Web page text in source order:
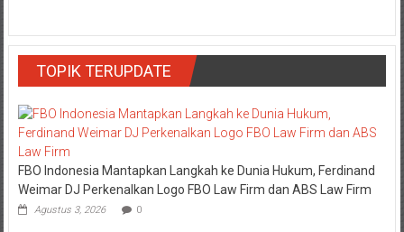
TOPIK TERUPDATE
FBO Indonesia Mantapkan Langkah ke Dunia Hukum, Ferdinand
Weimar DJ Perkenalkan Logo FBO Law Firm dan ABS Law Firm
Agustus 3, 2026 0